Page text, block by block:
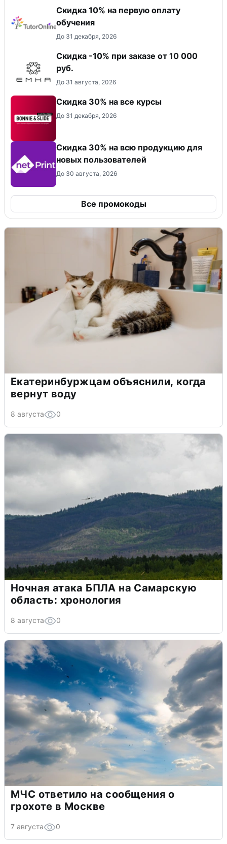
Скидка 10% на первую оплату
обучения
До 31 декабря, 2026
Скидка -10% при заказе от 10 000
руб.
До 31 августа, 2026
Скидка 30% на все курсы
До 31 декабря, 2026
Скидка 30% на всю продукцию для
новых пользователей
До 30 августа, 2026
Все промокоды
Екатеринбуржцам объяснили, когда
вернут воду
8 августа 0
Ночная атака БПЛА на Самарскую
область: хронология
8 августа 0
МЧС ответило на сообщения о
грохоте в Москве
7 августа 0